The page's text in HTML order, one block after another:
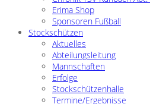
Erima Shop
Sponsoren Fußball
Stockschützen
Aktuelles
Abteilungsleitung
Mannschaften
Erfolge
Stockschützenhalle
Termine/Ergebnisse